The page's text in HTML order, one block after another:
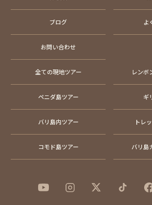
ブログ よ
お問い合わせ
全ての現地ツアー レンボ
ペニダ島ツアー ギ
バリ島内ツアー トレ
コモド島ツアー バリ島